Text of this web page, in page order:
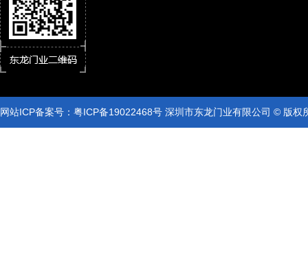
网站ICP备案号： 粤ICP备19022468号 深圳市东龙门业有限公司 © 版权